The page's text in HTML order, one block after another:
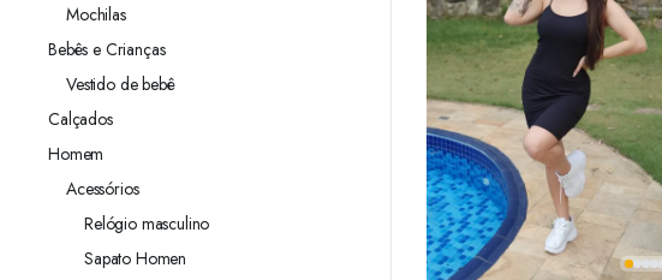
Mochilas
Bebês e Crianças
Vestido de bebê
Calçados
Homem
Acessórios
Relógio masculino
Sapato Homen